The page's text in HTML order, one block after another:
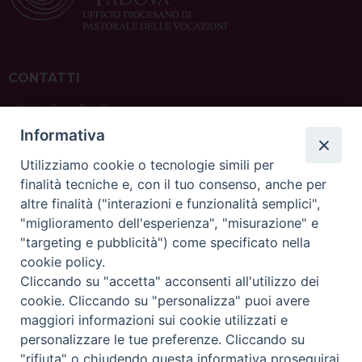
CONTATTI
ufficio: Casa Pio X
via Bonporti, 20 – 35141 Padova
tel: +39 351 619 2354
e mail:ufficiovocazionipadova@gmail.com
sede: Casa Sant'Andrea
via Valmarana, 20 – 35133 Padova
instagram:@casasantandreapadova
e mail:casasantandreapadova@gmail.com
Informativa
Utilizziamo cookie o tecnologie simili per
finalità tecniche e, con il tuo consenso, anche per
altre finalità ("interazioni e funzionalità semplici",
"miglioramento dell'esperienza", "misurazione" e
"targeting e pubblicità") come specificato nella
cookie policy.
Cliccando su "accetta" acconsenti all'utilizzo dei
cookie. Cliccando su "personalizza" puoi avere
maggiori informazioni sui cookie utilizzati e
personalizzare le tue preferenze. Cliccando su